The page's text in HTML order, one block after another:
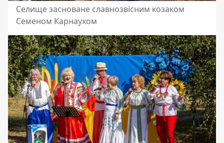
Селище засноване славнозвісним козаком
Семеном Карнаухом